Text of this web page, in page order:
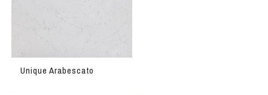
Unique Arabescato